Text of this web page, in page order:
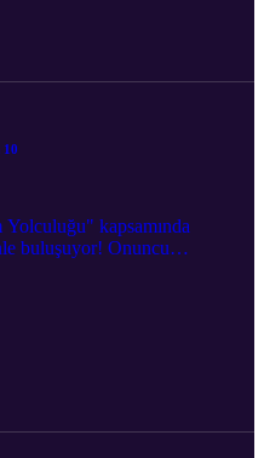
kapsamında
buluşuyor! Onuncu
Teknik Eğitmeni Ercan
bilgileri kendilerinden